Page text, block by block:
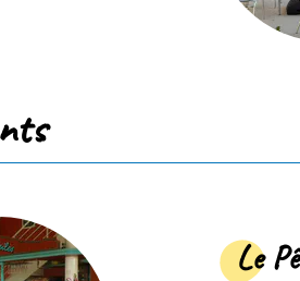
Le Pêcheur